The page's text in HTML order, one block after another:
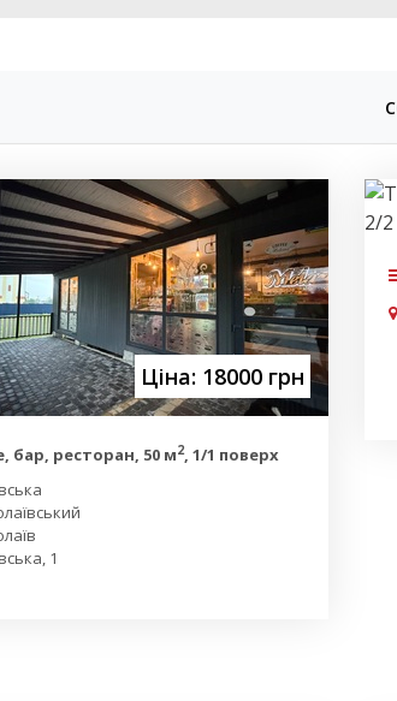
Ціна: 18000 грн
бар, ресторан, 50 м2, 1/1 поверх
1